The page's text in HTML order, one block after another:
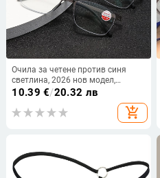
Очила за четене против синя
светлина, 2026 нов модел,
метални полурамки, ултра леки,
без винтове, за пресбиопия,
унисекс
10.39 €/20.32 лв
add_shopping_cart